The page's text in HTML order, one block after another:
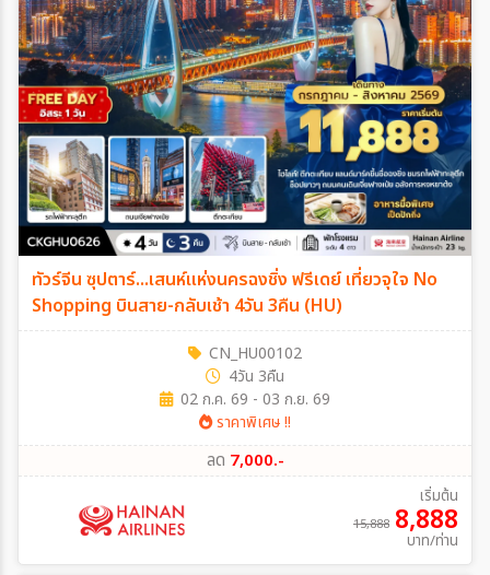
ทัวร์จีน ซุปตาร์...เสนห์แห่งนครฉงชิ่ง ฟรีเดย์ เที่ยวจุใจ No
Shopping บินสาย-กลับเช้า 4วัน 3คืน (HU)
CN_HU00102
4วัน 3คืน
02 ก.ค. 69 - 03 ก.ย. 69
ราคาพิเศษ !!
ลด 7,000.-
เริ่มต้น
15,888 8,888
บาท/ท่าน